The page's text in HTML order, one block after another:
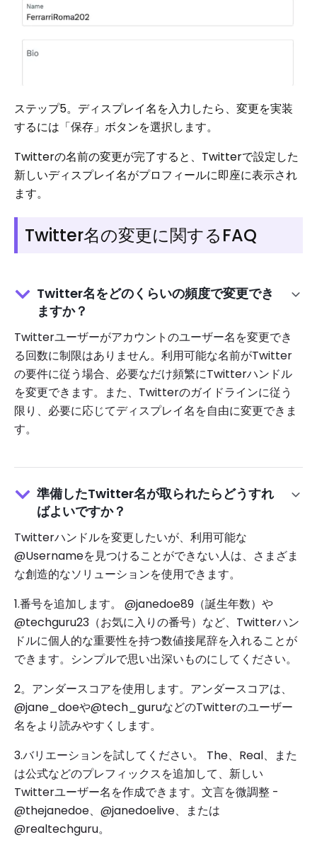
ステップ5。ディスプレイ名を入力したら、変更を実装
するには「保存」ボタンを選択します。
Twitterの名前の変更が完了すると、Twitterで設定した
新しいディスプレイ名がプロフィールに即座に表示され
ます。
Twitter名の変更に関するFAQ
Twitter名をどのくらいの頻度で変更でき
ますか？
Twitterユーザーがアカウントのユーザー名を変更でき
る回数に制限はありません。利用可能な名前がTwitter
の要件に従う場合、必要なだけ頻繁にTwitterハンドル
を変更できます。また、Twitterのガイドラインに従う
限り、必要に応じてディスプレイ名を自由に変更できま
す。
準備したTwitter名が取られたらどうすれ
ばよいですか？
Twitterハンドルを変更したいが、利用可能な
@Usernameを見つけることができない人は、さまざま
な創造的なソリューションを使用できます。
1.番号を追加します。 @janedoe89（誕生年数）や
@techguru23（お気に入りの番号）など、Twitterハン
ドルに個人的な重要性を持つ数値接尾辞を入れることが
できます。シンプルで思い出深いものにしてください。
2。アンダースコアを使用します。アンダースコアは、
@jane_doeや@tech_guruなどのTwitterのユーザー
名をより読みやすくします。
3.バリエーションを試してください。 The、Real、また
は公式などのプレフィックスを追加して、新しい
Twitterユーザー名を作成できます。文言を微調整 -
@thejanedoe、@janedoelive、または
@realtechguru。